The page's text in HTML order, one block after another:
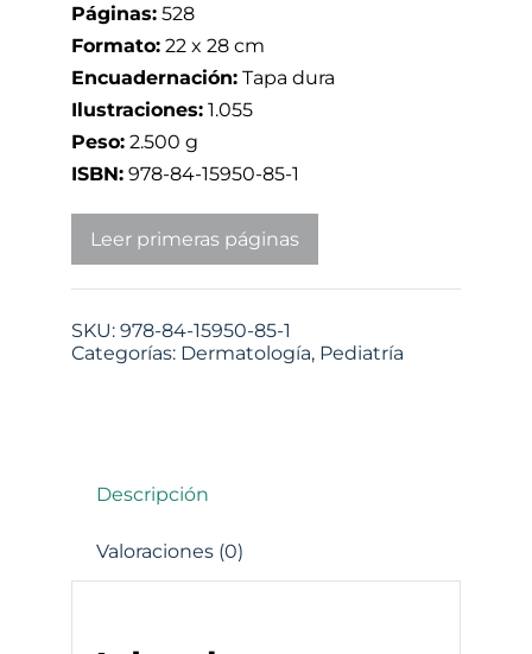
Páginas: 528
Formato: 22 x 28 cm
Encuadernación: Tapa dura
Ilustraciones: 1.055
Peso: 2.500 g
ISBN: 978-84-15950-85-1
Leer primeras páginas
SKU: 978-84-15950-85-1
Categorías: Dermatología, Pediatría
Descripción
Valoraciones (0)